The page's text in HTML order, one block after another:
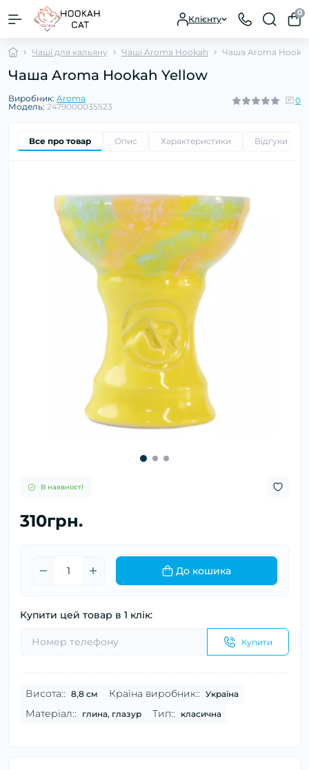
Клієнту
0
Чаші для кальяну Чаші Aroma Hookah Чаша Aroma
Чаша Aroma Hookah Yellow
Виробник: Aroma
Модель: 2479000035523
0
Все про товар Опис Характеристики Відгуки
В наявності
310грн.
До кошика
Купити цей товар в 1 клік:
Купити
Висота:: 8,8 см Країна виробник:: Україна
Матеріал:: глина, глазур Тип:: класична